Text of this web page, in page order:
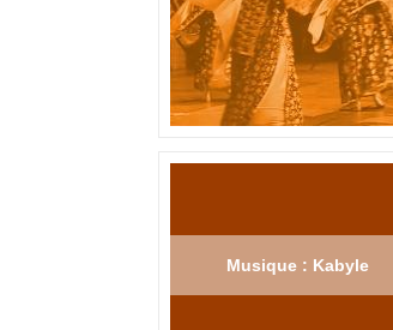
Musique : Kabyle